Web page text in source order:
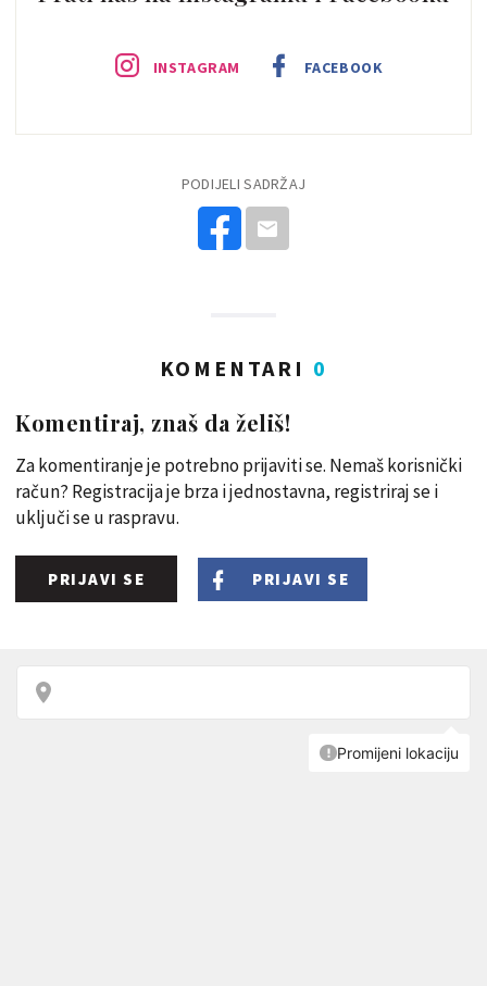
INSTAGRAM FACEBOOK
PODIJELI SADRŽAJ
KOMENTARI 0
Komentiraj, znaš da želiš!
Za komentiranje je potrebno prijaviti se. Nemaš korisnički
račun? Registracija je brza i jednostavna, registriraj se i
uključi se u raspravu.
PRIJAVI SE PRIJAVI SE